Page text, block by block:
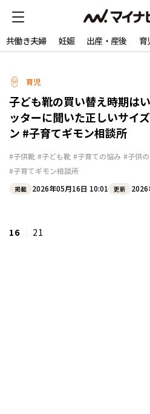
共働き夫婦 妊娠 出産・産後 育
育児
子ども靴の買い替え時期は
ッターに聞いた正しいサイ
ン #子育てギモン相談所
#子供靴 #子ども靴 #子育ての悩み #子供
#子育てギモン相談所
掲載 2026年05月16日 10:01 更新
16 21